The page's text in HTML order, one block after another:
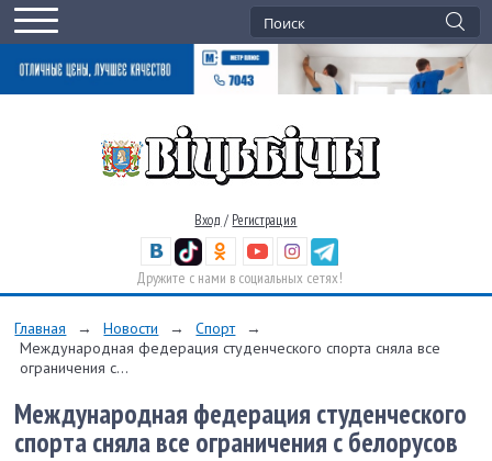
Вход / Регистрация
Дружите с нами в социальных сетях!
Главная → Новости → Спорт
→
Международная федерация студенческого спорта сняла все
ограничения с...
Международная федерация студенческого
спорта сняла все ограничения с белорусов